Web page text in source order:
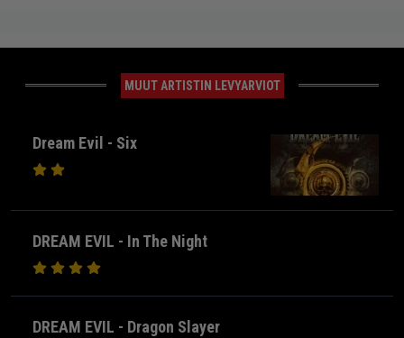
MUUT ARTISTIN LEVYARVIOT
Dream Evil - Six
DREAM EVIL - In The Night
DREAM EVIL - Dragon Slayer